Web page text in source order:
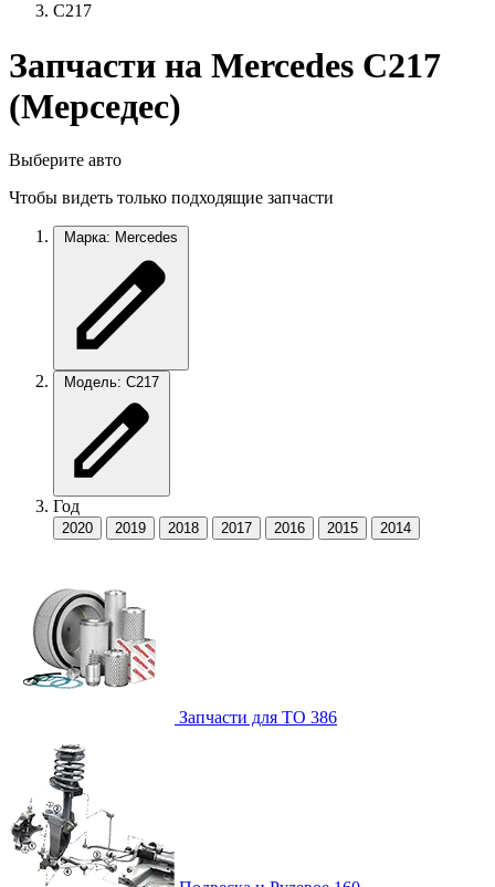
C217
Запчасти на Mercedes C217
(Мерседес)
Выберите авто
Чтобы видеть только подходящие запчасти
Марка: Mercedes
Модель: C217
Год
2020 2019 2018 2017 2016 2015 2014
Запчасти для ТО 386